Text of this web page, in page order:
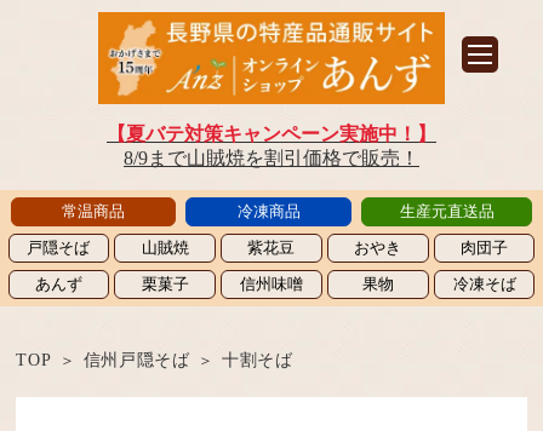
【夏バテ対策キャンペーン実施中！】
8/9まで山賊焼を割引価格で販売！
常温商品 冷凍商品
生産元直送品
戸隠そば
あんず
山賊焼
栗菓子
紫花豆
信州味噌
おやき
果物
肉団子
冷凍そば
TOP 信州戸隠そば 十割そば